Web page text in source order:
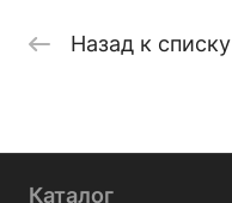
Назад к списку
Каталог